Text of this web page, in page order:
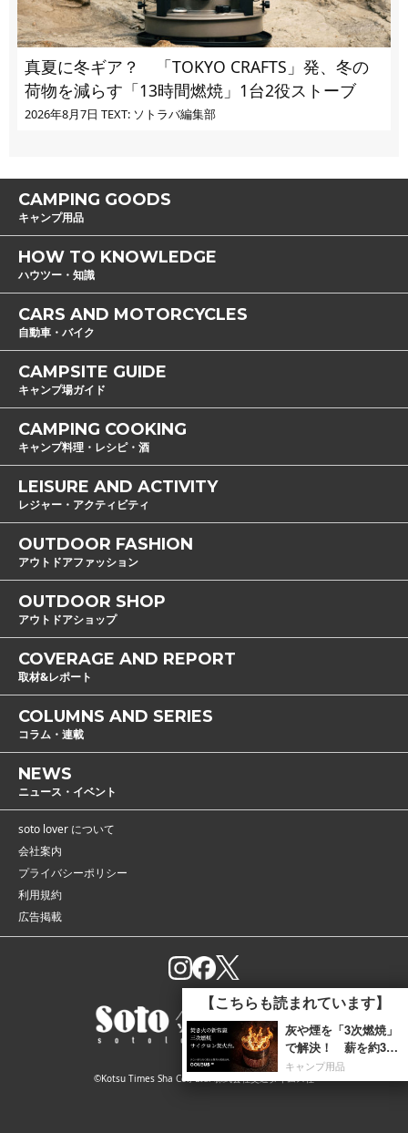
真夏に冬ギア？ 「TOKYO CRAFTS」発、冬の
荷物を減らす「13時間燃焼」1台2役ストーブ
2026年8月7日 TEXT: ソトラバ編集部
CAMPING GOODS
キャンプ用品
HOW TO KNOWLEDGE
ハウツー・知識
CARS AND MOTORCYCLES
自動車・バイク
CAMPSITE GUIDE
キャンプ場ガイド
CAMPING COOKING
キャンプ料理・レシピ・酒
LEISURE AND ACTIVITY
レジャー・アクティビティ
OUTDOOR FASHION
アウトドアファッション
OUTDOOR SHOP
アウトドアショップ
COVERAGE AND REPORT
取材&レポート
COLUMNS AND SERIES
コラム・連載
NEWS
ニュース・イベント
soto lover について
会社案内
プライバシーポリシー
利用規約
広告掲載
©Kotsu Times Sha Co., Ltd. 株式会社交通タイムス社